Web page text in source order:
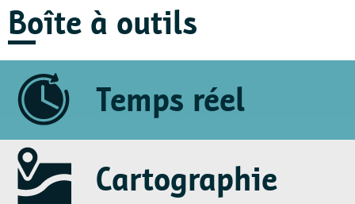
Boîte à outils
Temps réel
Cartographie